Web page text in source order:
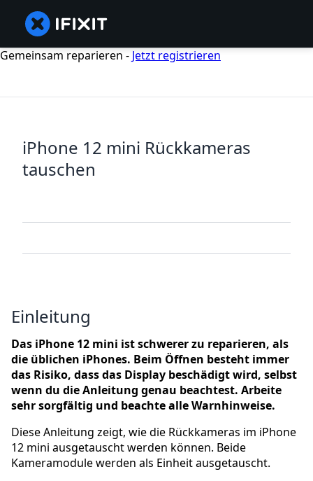
Gemeinsam reparieren - Jetzt registrieren
iPhone 12 mini Rückkameras
tauschen
Einleitung
Das iPhone 12 mini ist schwerer zu reparieren, als
die üblichen iPhones. Beim Öffnen besteht immer
das Risiko, dass das Display beschädigt wird, selbst
wenn du die Anleitung genau beachtest. Arbeite
sehr sorgfältig und beachte alle Warnhinweise.
Diese Anleitung zeigt, wie die Rückkameras im iPhone
12 mini ausgetauscht werden können. Beide
Kameramodule werden als Einheit ausgetauscht.